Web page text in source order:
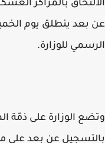
بالمراكز
للوزارة.
الوزارة على ذمّة
عن بعد على